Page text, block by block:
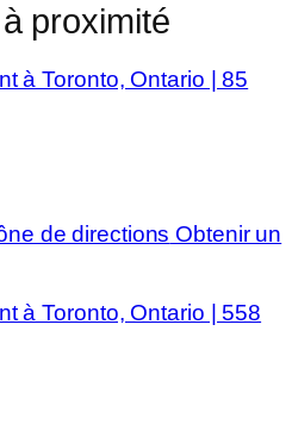
proximité
à Toronto, Ontario | 85
Obtenir un
à Toronto, Ontario | 558